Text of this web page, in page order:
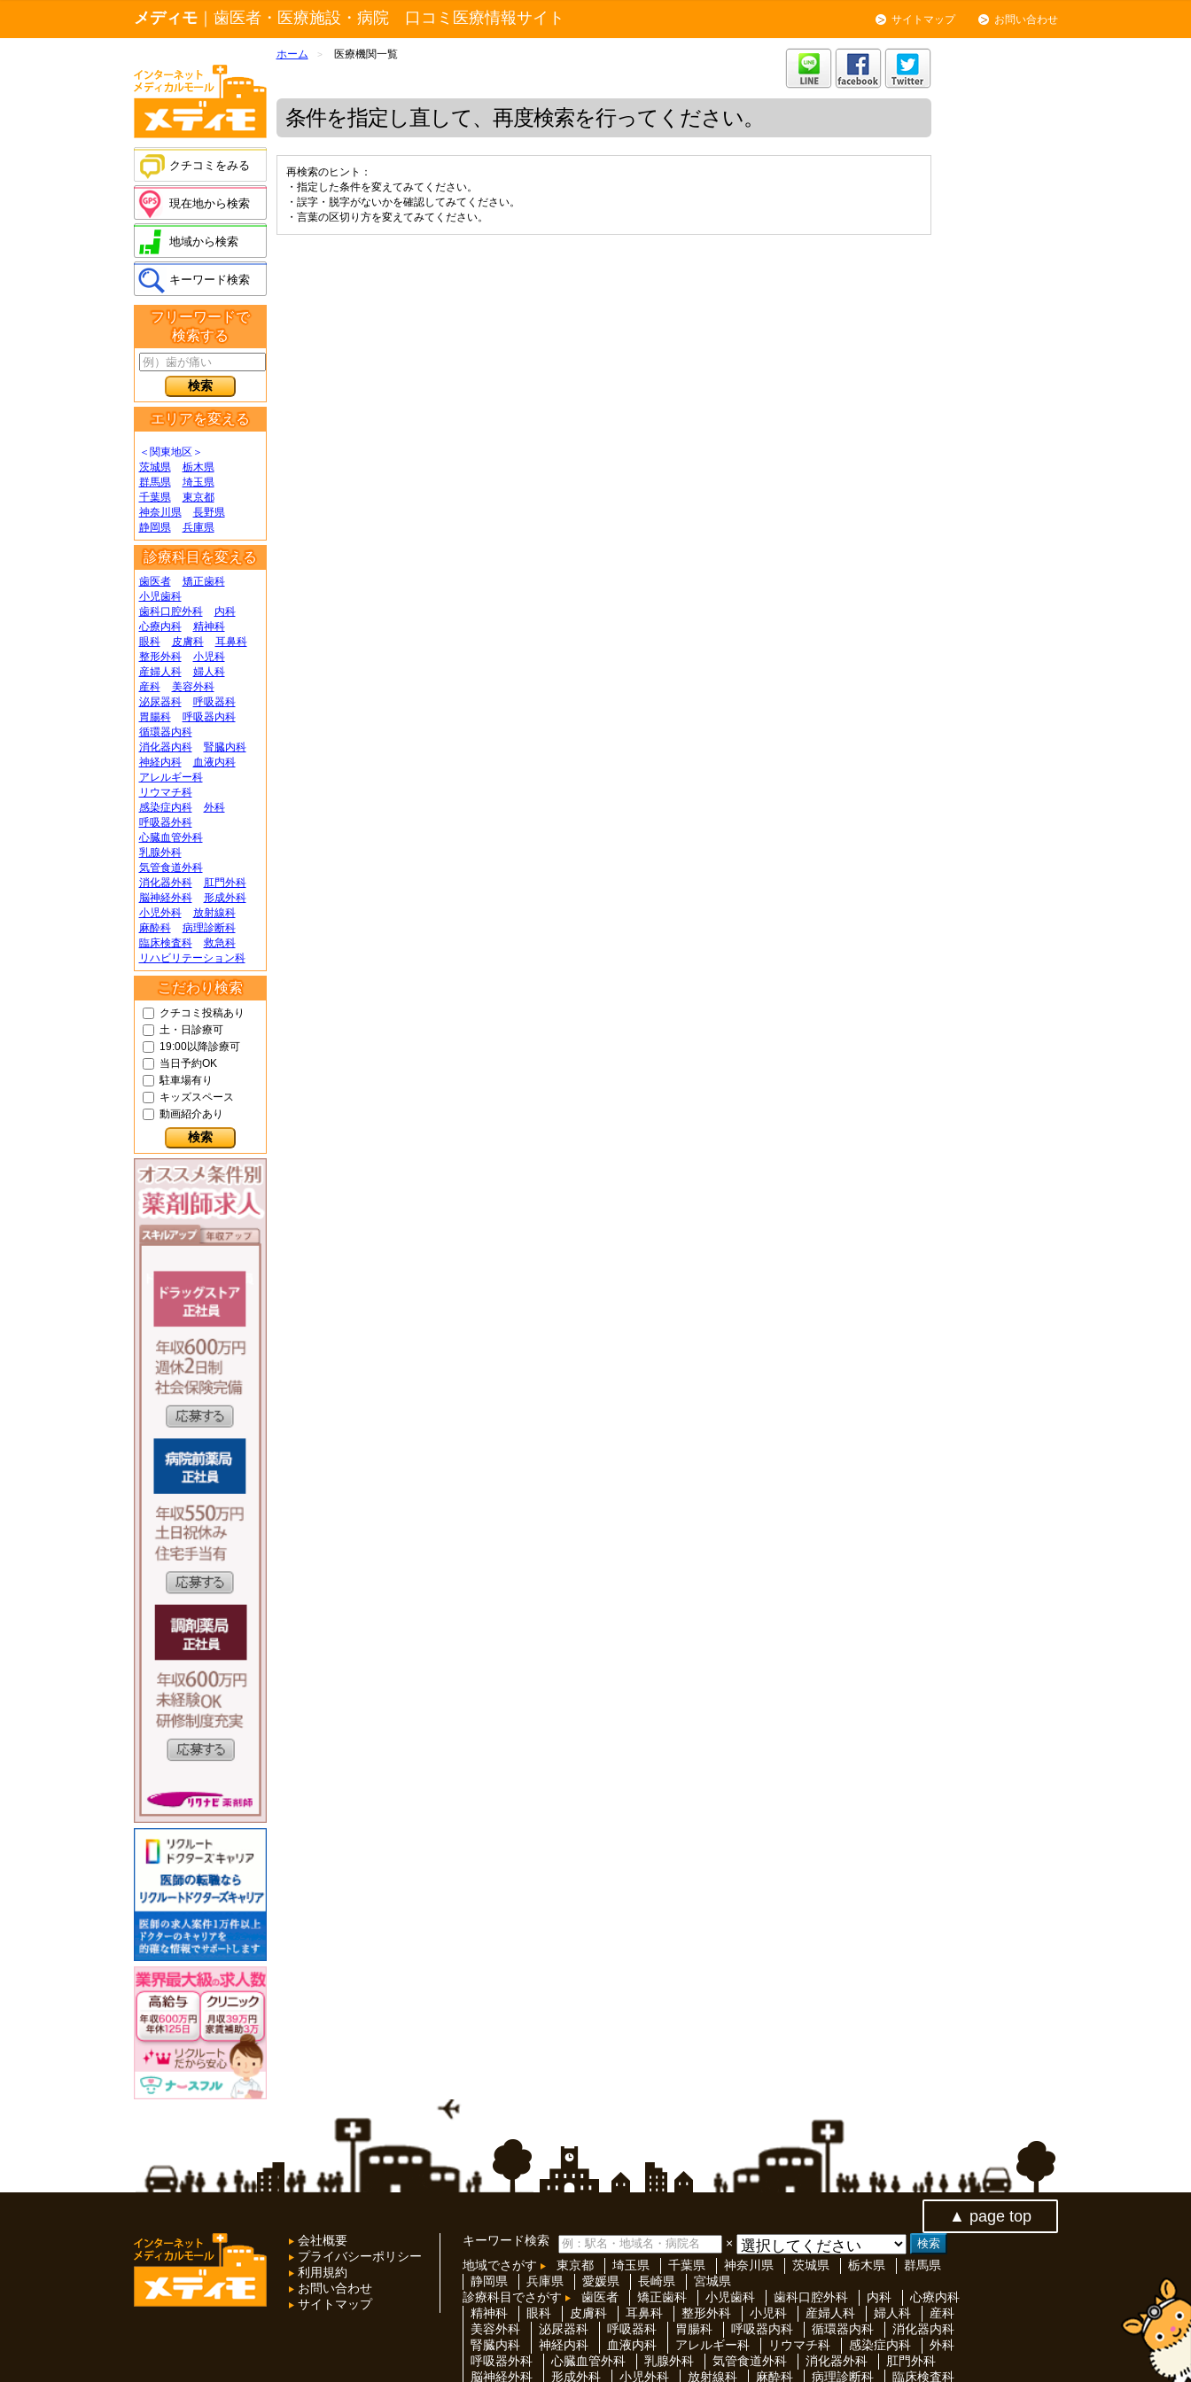
メディモ｜歯医者・医療施設・病院 口コミ医療情報サイト サイトマップ お問い合わせ
クチコミをみる
現在地から検索
地域から検索
キーワード検索
フリーワードで
検索する
エリアを変える
＜関東地区＞
茨城県
栃木県
群馬県
埼玉県
千葉県
東京都
神奈川県
長野県
静岡県
兵庫県
診療科目を変える
歯医者
矯正歯科
小児歯科
歯科口腔外科
内科
心療内科
精神科
眼科
皮膚科
耳鼻科
整形外科
小児科
産婦人科
婦人科
産科
美容外科
泌尿器科
呼吸器科
胃腸科
呼吸器内科
循環器内科
消化器内科
腎臓内科
神経内科
血液内科
アレルギー科
リウマチ科
感染症内科
外科
呼吸器外科
心臓血管外科
乳腺外科
気管食道外科
消化器外科
肛門外科
脳神経外科
形成外科
小児外科
放射線科
麻酔科
病理診断科
臨床検査科
救急科
リハビリテーション科
こだわり検索
クチコミ投稿あり
土・日診療可
19:00以降診療可
当日予約OK
駐車場有り
キッズスペース
動画紹介あり
ホーム > 医療機関一覧
条件を指定し直して、再度検索を行ってください。
再検索のヒント：
・指定した条件を変えてみてください。
・誤字・脱字がないかを確認してみてください。
・言葉の区切り方を変えてみてください。
▲ page top
会社概要
プライバシーポリシー
利用規約
お問い合わせ
サイトマップ
キーワード検索
×
地域でさがす
東京都 埼玉県 千葉県 神奈川県 茨城県 栃木県
群馬県
静岡県
兵庫県 愛媛県 長崎県
宮城県
診療科目でさがす
歯医者 矯正歯科 小児歯科 歯科口腔外科 内科
心療内科
精神科
眼科 皮膚科 耳鼻科 整形外科 小児科 産婦人科 婦人科
産科
美容外科
泌尿器科 呼吸器科 胃腸科 呼吸器内科 循環器内科
消化器内科
腎臓内科
神経内科 血液内科 アレルギー科 リウマチ科 感染症内科
外科
呼吸器外科
心臓血管外科 乳腺外科 気管食道外科 消化器外科
肛門外科
脳神経外科
形成外科 小児外科 放射線科 麻酔科 病理診断科 臨床検査科